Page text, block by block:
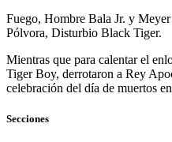
Fuego, Hombre Bala Jr. y
Pólvora, Disturbio Black Tiger.
Mientras que para calentar el
Tiger Boy, derrotaron a Rey
celebración del día de muertos
Secciones